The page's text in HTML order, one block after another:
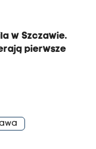
w Szczawie.
pierwsze